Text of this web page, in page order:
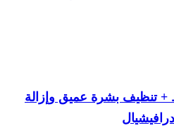
بشرة عميق وإزالة